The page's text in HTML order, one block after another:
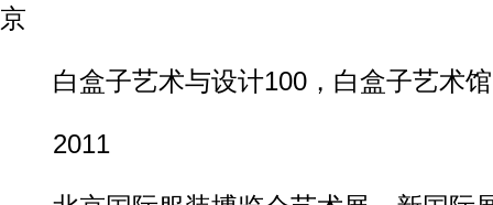
京
白盒子艺术与设计100，白盒子艺术馆
2011